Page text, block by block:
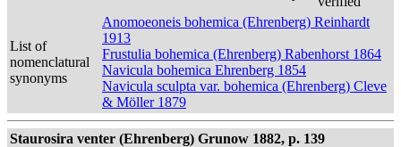
List of
nomenclatural
synonyms
Anomoeoneis bohemica (Ehrenberg) Reinhardt
1913
Frustulia bohemica (Ehrenberg) Rabenhorst 1864
Navicula bohemica Ehrenberg 1854
Navicula sculpta var. bohemica (Ehrenberg) Cleve
& Möller 1879
Staurosira venter (Ehrenberg) Grunow 1882, p. 139